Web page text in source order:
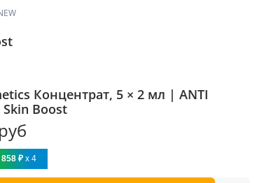
Концентрат, 5 × 2 мл | ANTI
Skin Boost
858 ₽ x 4